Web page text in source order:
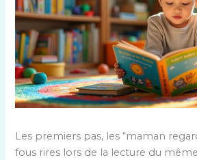
Les premiers pas, les “maman
fous rires lors de la lecture du